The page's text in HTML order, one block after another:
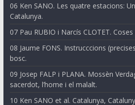
06 Ken SANO. Les quatre estacions:
Catalunya.
07 Pau RUBIO i Narcís CLOTET.
08 Jaume FONS. Instrucccions
bosc.
09 Josep FALP i PLANA. Mossèn
sacerdot, l’home i el malalt.
10 Ken SANO et al. Catalunya,